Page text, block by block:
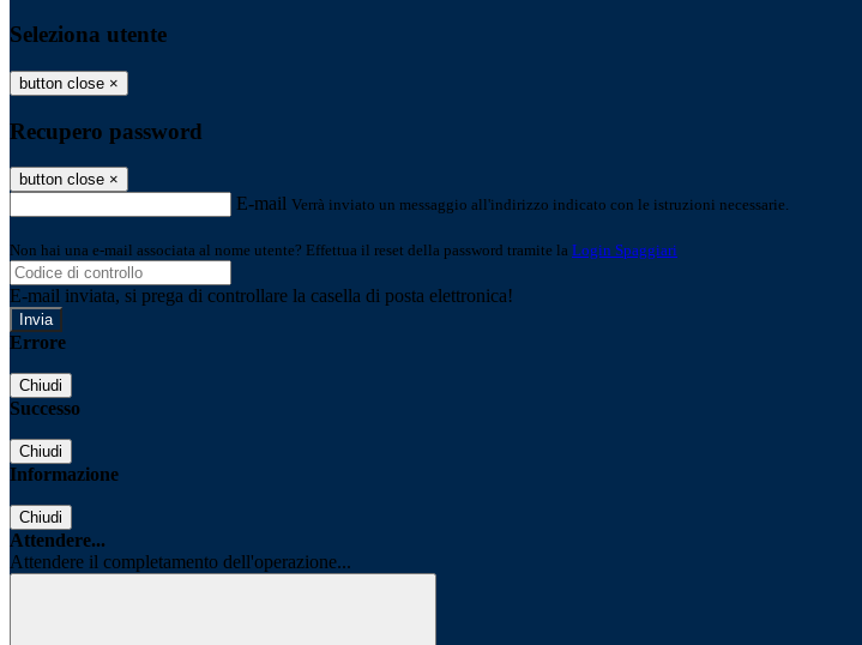
Seleziona utente
button close ×
Recupero password
button close ×
E-mail Verrà inviato un messaggio all'indirizzo indicato con le istruzioni necessarie.
Non hai una e-mail associata al nome utente? Effettua il reset della password tramite la Login Spaggiari
E-mail inviata, si prega di controllare la casella di posta elettronica!
Errore
Chiudi
Successo
Chiudi
Informazione
Chiudi
Attendere...
Attendere il completamento dell'operazione...